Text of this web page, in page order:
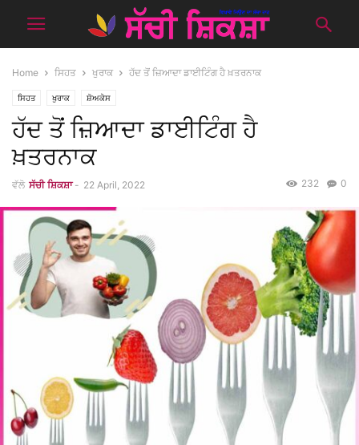
Home ਸਿਹਤ ਖੁਰਾਕ ਹੱਦ ਤੋਂ ਜ਼ਿਆਦਾ ਡਾਈਟਿੰਗ ਹੈ ਖ਼ਤਰਨਾਕ
ਸਿਹਤ ਖੁਰਾਕ ਸ਼ੋਅਕੇਸ
ਹੱਦ ਤੋਂ ਜ਼ਿਆਦਾ ਡਾਈਟਿੰਗ ਹੈ
ਖ਼ਤਰਨਾਕ
ਵੱਲੋ ਸੱਚੀ ਸ਼ਿਕਸ਼ਾ - 22 April, 2022 0
232